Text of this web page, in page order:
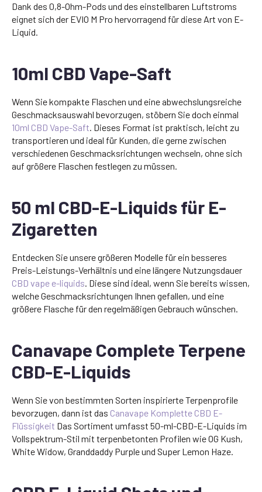
Dank des 0,8-Ohm-Pods und des einstellbaren Luftstroms
eignet sich der EVIO M Pro hervorragend für diese Art von E-
Liquid.
10ml CBD Vape-Saft
Wenn Sie kompakte Flaschen und eine abwechslungsreiche
Geschmacksauswahl bevorzugen, stöbern Sie doch einmal
10ml CBD Vape-Saft. Dieses Format ist praktisch, leicht zu
transportieren und ideal für Kunden, die gerne zwischen
verschiedenen Geschmacksrichtungen wechseln, ohne sich
auf größere Flaschen festlegen zu müssen.
50 ml CBD-E-Liquids für E-
Zigaretten
Entdecken Sie unsere größeren Modelle für ein besseres
Preis-Leistungs-Verhältnis und eine längere Nutzungsdauer
CBD vape e-liquids. Diese sind ideal, wenn Sie bereits wissen,
welche Geschmacksrichtungen Ihnen gefallen, und eine
größere Flasche für den regelmäßigen Gebrauch wünschen.
Canavape Complete Terpene
CBD-E-Liquids
Wenn Sie von bestimmten Sorten inspirierte Terpenprofile
bevorzugen, dann ist das Canavape Komplette CBD E-
Flüssigkeit Das Sortiment umfasst 50-ml-CBD-E-Liquids im
Vollspektrum-Stil mit terpenbetonten Profilen wie OG Kush,
White Widow, Granddaddy Purple und Super Lemon Haze.